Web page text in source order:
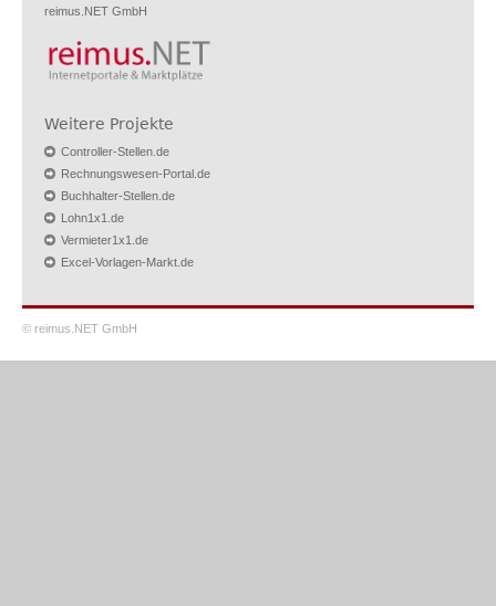
reimus.NET GmbH
Weitere Projekte
Controller-Stellen.de
Rechnungswesen-Portal.de
Buchhalter-Stellen.de
Lohn1x1.de
Vermieter1x1.de
Excel-Vorlagen-Markt.de
© reimus.NET GmbH